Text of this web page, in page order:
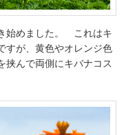
始めました。 これはキ
が、黄色やオレンジ色
んで両側にキバナコス